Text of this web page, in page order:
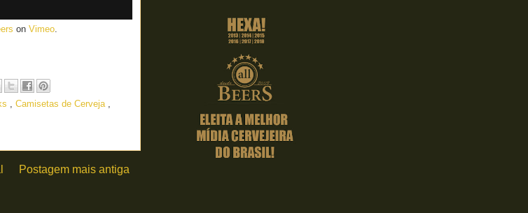
on Vimeo.
, Camisetas de Cerveja ,
Postagem mais antiga